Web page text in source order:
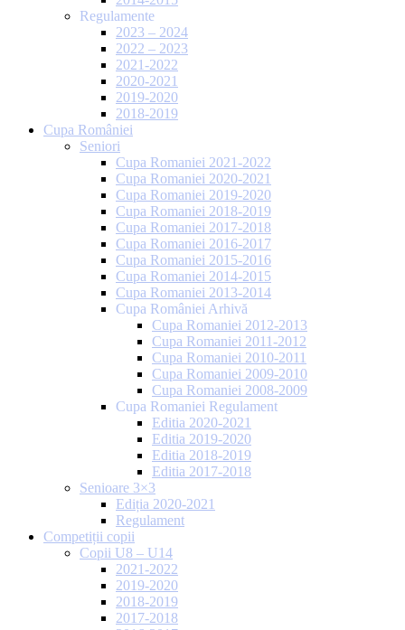
Regulamente
2023 – 2024
2022 – 2023
2021-2022
2020-2021
2019-2020
2018-2019
Cupa României
Seniori
Cupa Romaniei 2021-2022
Cupa Romaniei 2020-2021
Cupa Romaniei 2019-2020
Cupa Romaniei 2018-2019
Cupa Romaniei 2017-2018
Cupa Romaniei 2016-2017
Cupa Romaniei 2015-2016
Cupa Romaniei 2014-2015
Cupa Romaniei 2013-2014
Cupa României Arhivă
Cupa Romaniei 2012-2013
Cupa Romaniei 2011-2012
Cupa Romaniei 2010-2011
Cupa Romaniei 2009-2010
Cupa Romaniei 2008-2009
Cupa Romaniei Regulament
Editia 2020-2021
Editia 2019-2020
Editia 2018-2019
Editia 2017-2018
Senioare 3×3
Ediția 2020-2021
Regulament
Competiții copii
Copii U8 – U14
2021-2022
2019-2020
2018-2019
2017-2018